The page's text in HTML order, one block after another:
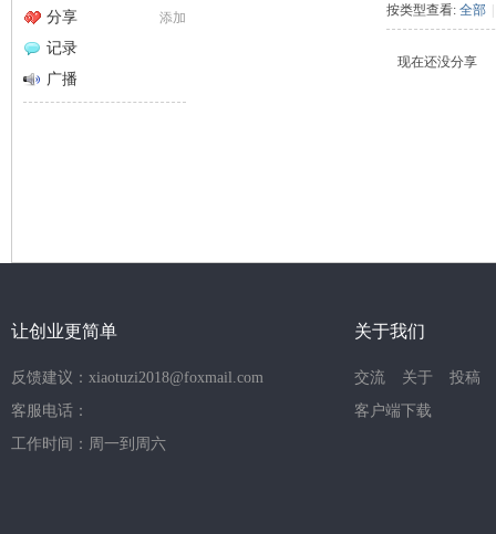
码
添加
分享
记录
广播
按类型查看: 全部 |
现在还没分享
让创业更简单
反馈建议：xiaotuzi2018@foxmail.com
客服电话：
工作时间：周一到周六
关于我们
交流 关于
投稿
客户端下载